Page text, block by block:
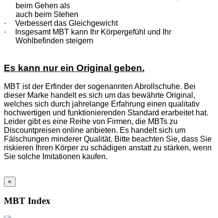
beim Gehen als
auch beim Stehen
·
Verbessert das Gleichgewicht
·
Insgesamt MBT kann Ihr Körpergefühl und Ihr
Wohlbefinden steigern
Es kann nur ein Original geben.
MBT ist der Erfinder der sogenannten Abrollschuhe. Bei
dieser Marke handelt es sich um das bewährte Original,
welches sich durch jahrelange Erfahrung einen qualitativ
hochwertigen und funktionierenden Standard erarbeitet hat.
Leider gibt es eine Reihe von Firmen, die MBTs zu
Discountpreisen online anbieten. Es handelt sich um
Fälschungen minderer Qualität. Bitte beachten Sie, dass Sie
riskieren Ihren Körper zu schädigen anstatt zu stärken, wenn
Sie solche Imitationen kaufen.
×
MBT Index